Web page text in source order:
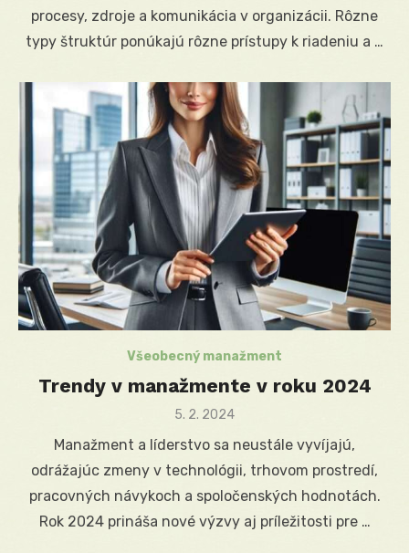
procesy, zdroje a komunikácia v organizácii. Rôzne
typy štruktúr ponúkajú rôzne prístupy k riadeniu a …
Všeobecný manažment
Trendy v manažmente v roku 2024
Posted
5. 2. 2024
Manažment a líderstvo sa neustále vyvíjajú,
odrážajúc zmeny v technológii, trhovom prostredí,
pracovných návykoch a spoločenských hodnotách.
Rok 2024 prináša nové výzvy aj príležitosti pre …